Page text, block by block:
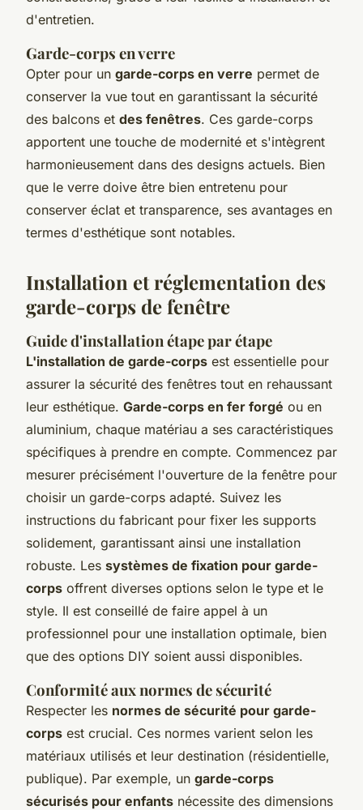
d'entretien.
Garde-corps en verre
Opter pour un garde-corps en verre permet de
conserver la vue tout en garantissant la sécurité
des balcons et des fenêtres. Ces garde-corps
apportent une touche de modernité et s'intègrent
harmonieusement dans des designs actuels. Bien
que le verre doive être bien entretenu pour
conserver éclat et transparence, ses avantages en
termes d'esthétique sont notables.
Installation et réglementation des
garde-corps de fenêtre
Guide d'installation étape par étape
L'installation de garde-corps est essentielle pour
assurer la sécurité des fenêtres tout en rehaussant
leur esthétique. Garde-corps en fer forgé ou en
aluminium, chaque matériau a ses caractéristiques
spécifiques à prendre en compte. Commencez par
mesurer précisément l'ouverture de la fenêtre pour
choisir un garde-corps adapté. Suivez les
instructions du fabricant pour fixer les supports
solidement, garantissant ainsi une installation
robuste. Les systèmes de fixation pour garde-
corps offrent diverses options selon le type et le
style. Il est conseillé de faire appel à un
professionnel pour une installation optimale, bien
que des options DIY soient aussi disponibles.
Conformité aux normes de sécurité
Respecter les normes de sécurité pour garde-
corps est crucial. Ces normes varient selon les
matériaux utilisés et leur destination (résidentielle,
publique). Par exemple, un garde-corps
sécurisés pour enfants nécessite des dimensions